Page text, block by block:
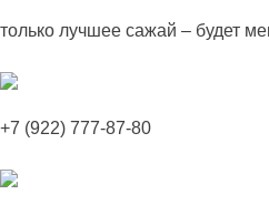
Skip
content
только лучшее сажай – будет
+7 (922) 777-87-80